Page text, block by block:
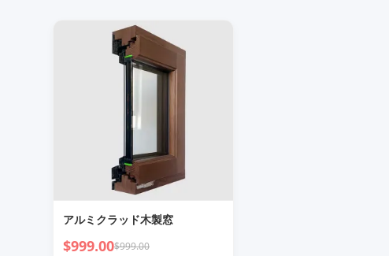
窓辺を彩るデザインアイデアと設置のヒントを紹介。
アルミクラッド木製窓
$999.00$999.00